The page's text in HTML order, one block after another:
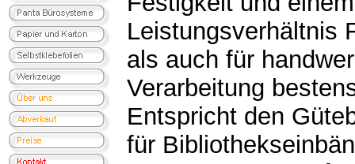
Leistungsverhältnis
als auch für
Verarbeitung
Entspricht den
für